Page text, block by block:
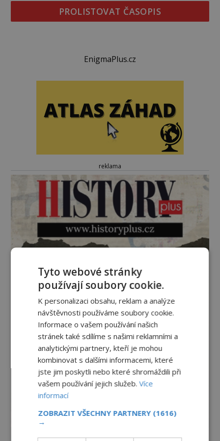
PROLISTOVAT ČASOPIS
EnigmaPlus.cz
reklama
Tyto webové stránky
používají soubory cookie.
K personalizaci obsahu, reklam a analýze
návštěvnosti používáme soubory cookie.
Informace o vašem používání našich
stránek také sdílíme s našimi reklamními a
analytickými partnery, kteří je mohou
kombinovat s dalšími informacemi, které
jste jim poskytli nebo které shromáždili při
vašem používání jejich služeb.Více
informací
ZOBRAZIT VŠECHNY PARTNERY (1616)
→